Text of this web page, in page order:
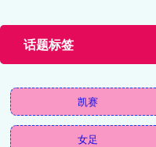
话题标签
凯赛
女足